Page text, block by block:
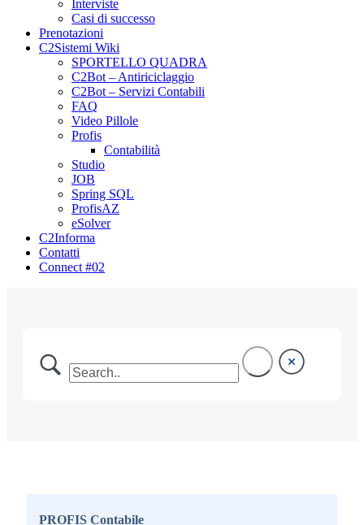
Interviste
Casi di successo
Prenotazioni
C2Sistemi Wiki
SPORTELLO QUADRA
C2Bot – Antiriciclaggio
C2Bot – Servizi Contabili
FAQ
Video Pillole
Profis
Contabilità
Studio
JOB
Spring SQL
ProfisAZ
eSolver
C2Informa
Contatti
Connect #02
PROFIS Contabile